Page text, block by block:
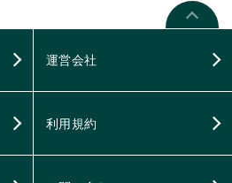
運営会社
利用規約